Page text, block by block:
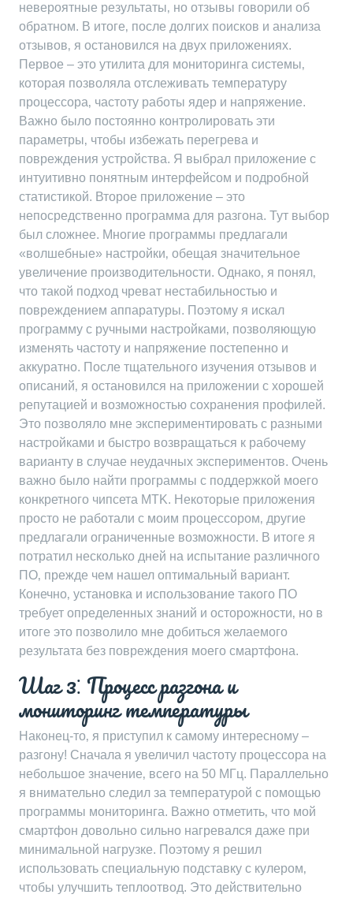
невероятные результаты‚ но отзывы говорили об
обратном. В итоге‚ после долгих поисков и анализа
отзывов‚ я остановился на двух приложениях.
Первое – это утилита для мониторинга системы‚
которая позволяла отслеживать температуру
процессора‚ частоту работы ядер и напряжение.
Важно было постоянно контролировать эти
параметры‚ чтобы избежать перегрева и
повреждения устройства. Я выбрал приложение с
интуитивно понятным интерфейсом и подробной
статистикой. Второе приложение – это
непосредственно программа для разгона. Тут выбор
был сложнее. Многие программы предлагали
«волшебные» настройки‚ обещая значительное
увеличение производительности. Однако‚ я понял‚
что такой подход чреват нестабильностью и
повреждением аппаратуры. Поэтому я искал
программу с ручными настройками‚ позволяющую
изменять частоту и напряжение постепенно и
аккуратно. После тщательного изучения отзывов и
описаний‚ я остановился на приложении с хорошей
репутацией и возможностью сохранения профилей.
Это позволяло мне экспериментировать с разными
настройками и быстро возвращаться к рабочему
варианту в случае неудачных экспериментов. Очень
важно было найти программы с поддержкой моего
конкретного чипсета MTK. Некоторые приложения
просто не работали с моим процессором‚ другие
предлагали ограниченные возможности. В итоге я
потратил несколько дней на испытание различного
ПО‚ прежде чем нашел оптимальный вариант.
Конечно‚ установка и использование такого ПО
требует определенных знаний и осторожности‚ но в
итоге это позволило мне добиться желаемого
результата без повреждения моего смартфона.
Шаг 3⁚ Процесс разгона и
мониторинг температуры
Наконец-то‚ я приступил к самому интересному –
разгону! Сначала я увеличил частоту процессора на
небольшое значение‚ всего на 50 МГц. Параллельно
я внимательно следил за температурой с помощью
программы мониторинга. Важно отметить‚ что мой
смартфон довольно сильно нагревался даже при
минимальной нагрузке. Поэтому я решил
использовать специальную подставку с кулером‚
чтобы улучшить теплоотвод. Это действительно